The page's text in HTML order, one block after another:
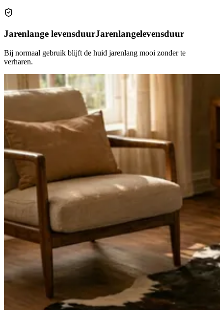
Jarenlange levensduurJarenlangelevensduur
Bij normaal gebruik blijft de huid jarenlang mooi zonder te
verharen.